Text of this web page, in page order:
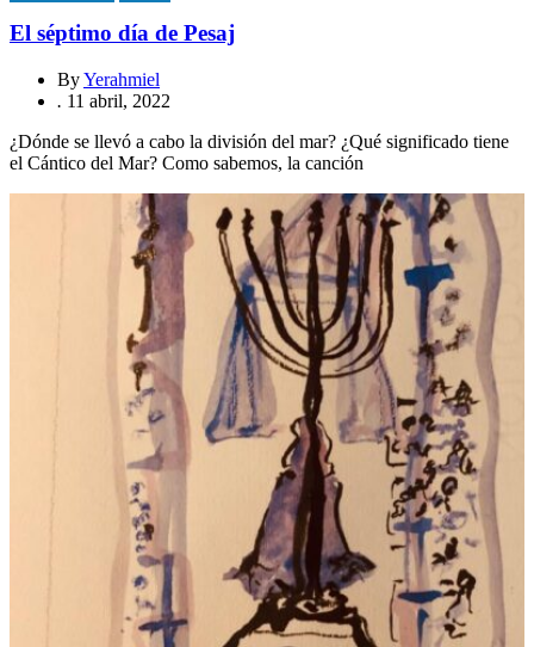
El séptimo día de Pesaj
ByYerahmiel
. 11 abril, 2022
¿Dónde se llevó a cabo la división del mar? ¿Qué significado tiene
el Cántico del Mar? Como sabemos, la canción